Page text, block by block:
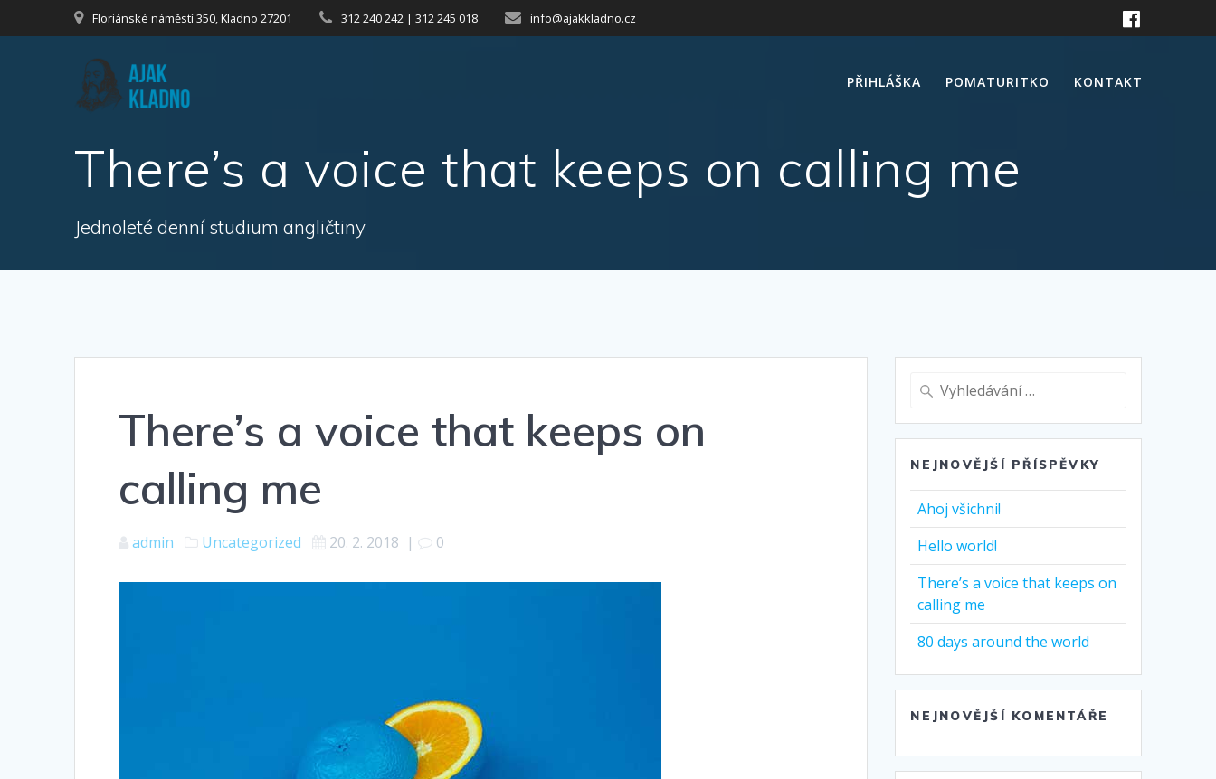
na
Floriánské náměstí 350, Kladno 27201 312 240 242 | 312 245 018 info@ajakkladno.cz
PŘIHLÁŠKA POMATURITKO KONTAKT
There’s a voice that keeps on calling me
Jednoleté denní studium angličtiny
There’s a voice that keeps on
calling me
admin Uncategorized 20. 2. 2018 | 0
Vyhledat:
NEJNOVĚJŠÍ PŘÍSPĚVKY
Ahoj všichni!
Hello world!
There’s a voice that keeps on
calling me
80 days around the world
NEJNOVĚJŠÍ KOMENTÁŘE